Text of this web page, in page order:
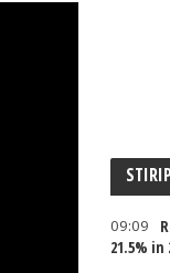
09:09
21.5% in